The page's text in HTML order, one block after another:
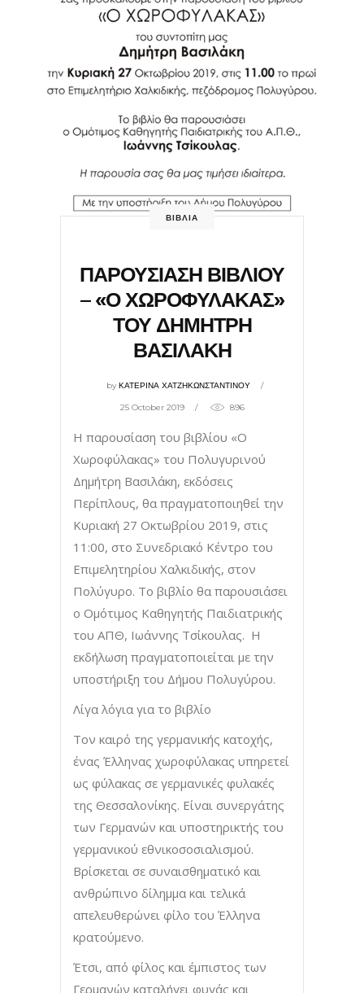
ΒΙΒΛΙΑ
ΠΑΡΟΥΣΙΑΣΗ ΒΙΒΛΙΟΥ
– «Ο ΧΩΡΟΦΥΛΑΚΑΣ»
ΤΟΥ ΔΗΜΗΤΡΗ
ΒΑΣΙΛΑΚΗ
byΚΑΤΕΡΙΝΑ ΧΑΤΖΗΚΩΝΣΤΑΝΤΙΝΟΥ
25 October 2019 896
Η παρουσίαση του βιβλίου «Ο
Χωροφύλακας» του Πολυγυρινού
Δημήτρη Βασιλάκη, εκδόσεις
Περίπλους, θα πραγματοποιηθεί την
Κυριακή 27 Οκτωβρίου 2019, στις
11:00, στο Συνεδριακό Kέντρο του
Επιμελητηρίου Χαλκιδικής, στον
Πολύγυρο. Το βιβλίο θα παρουσιάσει
ο Ομότιμος Καθηγητής Παιδιατρικής
του ΑΠΘ, Ιωάννης Τσίκουλας. Η
εκδήλωση πραγματοποιείται με την
υποστήριξη του Δήμου Πολυγύρου.
Λίγα λόγια για το βιβλίο
Τον καιρό της γερμανικής κατοχής,
ένας Έλληνας χωροφύλακας υπηρετεί
ως φύλακας σε γερμανικές φυλακές
της Θεσσαλονίκης. Είναι συνεργάτης
των Γερμανών και υποστηρικτής του
γερμανικού εθνικοσοσιαλισμού.
Βρίσκεται σε συναισθηματικό και
ανθρώπινο δίλημμα και τελικά
απελευθερώνει φίλο του Έλληνα
κρατούμενο.
Έτσι, από φίλος και έμπιστος των
Γερμανών καταλήγει φυγάς και